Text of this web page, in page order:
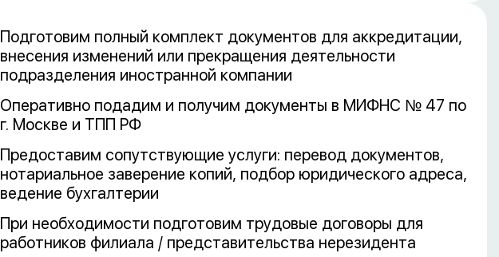
Подготовим полный комплект документов для аккредитации,
внесения изменений или прекращения деятельности
подразделения иностранной компании
Оперативно подадим и получим документы в МИФНС № 47 по
г. Москве и ТПП РФ
Предоставим сопутствующие услуги: перевод документов,
нотариальное заверение копий, подбор юридического адреса,
ведение бухгалтерии
При необходимости подготовим трудовые договоры для
работников филиала / представительства нерезидента